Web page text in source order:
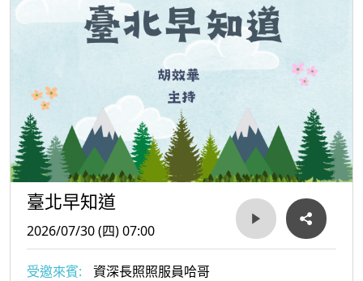
臺北早知道
2026/07/30 (四) 07:00
受邀來賓:
資深長照照服員哈哥